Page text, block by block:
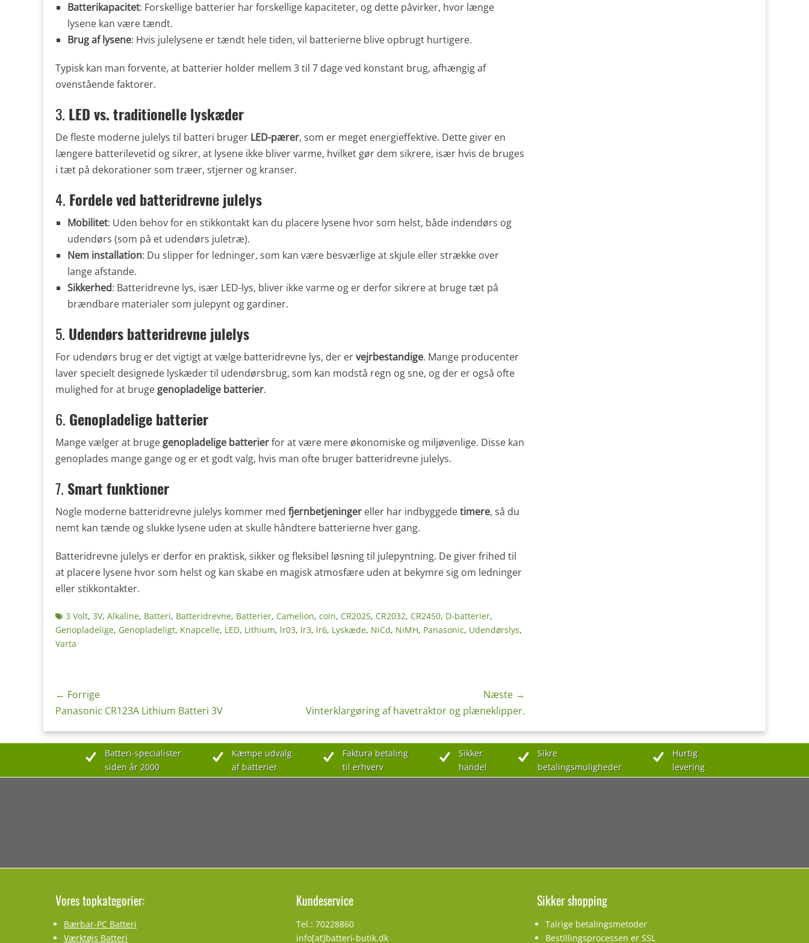
Batterikapacitet: Forskellige batterier har forskellige kapaciteter, og dette påvirker, hvor længe
lysene kan være tændt.
Brug af lysene: Hvis julelysene er tændt hele tiden, vil batterierne blive opbrugt hurtigere.
Typisk kan man forvente, at batterier holder mellem 3 til 7 dage ved konstant brug, afhængig af
ovenstående faktorer.
3. LED vs. traditionelle lyskæder
De fleste moderne julelys til batteri bruger LED-pærer, som er meget energieffektive. Dette giver en
længere batterilevetid og sikrer, at lysene ikke bliver varme, hvilket gør dem sikrere, især hvis de bruges
i tæt på dekorationer som træer, stjerner og kranser.
4. Fordele ved batteridrevne julelys
Mobilitet: Uden behov for en stikkontakt kan du placere lysene hvor som helst, både indendørs og
udendørs (som på et udendørs juletræ).
Nem installation: Du slipper for ledninger, som kan være besværlige at skjule eller strække over
lange afstande.
Sikkerhed: Batteridrevne lys, især LED-lys, bliver ikke varme og er derfor sikrere at bruge tæt på
brændbare materialer som julepynt og gardiner.
5. Udendørs batteridrevne julelys
For udendørs brug er det vigtigt at vælge batteridrevne lys, der ervejrbestandige. Mange producenter
laver specielt designede lyskæder til udendørsbrug, som kan modstå regn og sne, og der er også ofte
mulighed for at brugegenopladelige batterier.
6. Genopladelige batterier
Mange vælger at brugegenopladelige batterierfor at være mere økonomiske og miljøvenlige. Disse kan
genoplades mange gange og er et godt valg, hvis man ofte bruger batteridrevne julelys.
7. Smart funktioner
Nogle moderne batteridrevne julelys kommer med fjernbetjeninger eller har indbyggedetimere, så du
nemt kan tænde og slukke lysene uden at skulle håndtere batterierne hver gang.
Batteridrevne julelys er derfor en praktisk, sikker og fleksibel løsning til julepyntning. De giver frihed til
at placere lysene hvor som helst og kan skabe en magisk atmosfære uden at bekymre sig om ledninger
eller stikkontakter.
Tags3 Volt, 3V, Alkaline, Batteri, Batteridrevne, Batterier, Camelion, coin, CR2025, CR2032, CR2450, D-batterier,
Genopladelige, Genopladeligt, Knapcelle, LED, Lithium, lr03, lr3, lr6, Lyskæde, NiCd, NiMH, Panasonic, Udendørslys,
Varta
Indlægsnavigation
← Forrige
Forrige
Panasonic CR123A Lithium Batteri 3V
Næste →
Næste
Vinterklargøring af havetraktor og plæneklipper.
Batteri-specialister
siden år 2000
Kæmpe udvalg
af batterier
Faktura betaling
til erhverv
Sikker
handel
Sikre
betalingsmuligheder
Hurtig
levering
Vores topkategorier:
Bærbar-PC Batteri
Værktøjs Batteri
Kundeservice
Tel.: 70228860
info[at]batteri-butik.dk
Sikker shopping
Talrige betalingsmetoder
Bestillingsprocessen er SSL